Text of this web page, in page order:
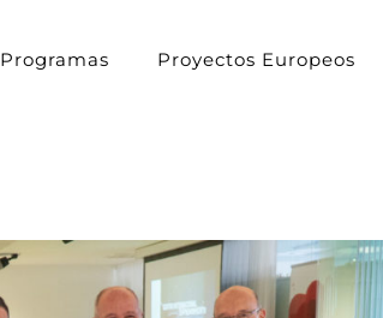
Programas Proyectos Europeos